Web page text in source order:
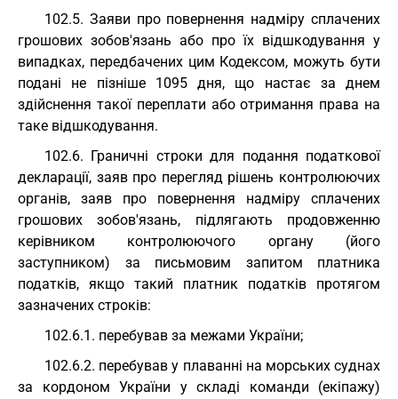
102.5. Заяви про повернення надміру сплачених
грошових зобов'язань або про їх відшкодування у
випадках, передбачених цим Кодексом, можуть бути
подані не пізніше 1095 дня, що настає за днем
здійснення такої переплати або отримання права на
таке відшкодування.
102.6. Граничні строки для подання податкової
декларації, заяв про перегляд рішень контролюючих
органів, заяв про повернення надміру сплачених
грошових зобов'язань, підлягають продовженню
керівником контролюючого органу (його
заступником) за письмовим запитом платника
податків, якщо такий платник податків протягом
зазначених строків:
102.6.1. перебував за межами України;
102.6.2. перебував у плаванні на морських суднах
за кордоном України у складі команди (екіпажу)